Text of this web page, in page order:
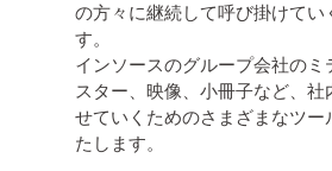
の方々に継続して呼び掛けて
す。
インソースのグループ会社のミ
スター、映像、小冊子など、社
せていくためのさまざまなツー
たします。